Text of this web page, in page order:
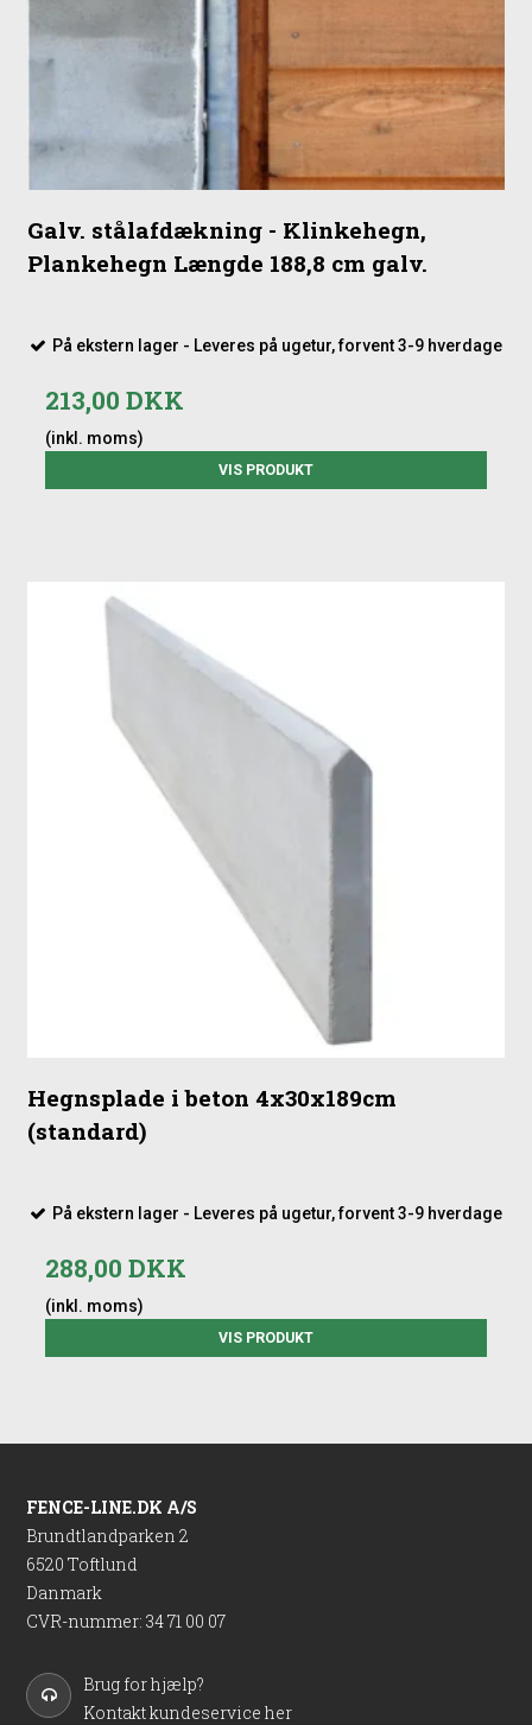
Galv. stålafdækning - Klinkehegn,
Plankehegn Længde 188,8 cm galv.
På ekstern lager - Leveres på ugetur, forvent 3-9 hverdage
213,00 DKK
(inkl. moms)
VIS PRODUKT
Hegnsplade i beton 4x30x189cm
(standard)
På ekstern lager - Leveres på ugetur, forvent 3-9 hverdage
288,00 DKK
(inkl. moms)
VIS PRODUKT
FENCE-LINE.DK A/S
Brundtlandparken 2
6520 Toftlund
Danmark
CVR-nummer: 34 71 00 07
Brug for hjælp?
Kontakt kundeservice her